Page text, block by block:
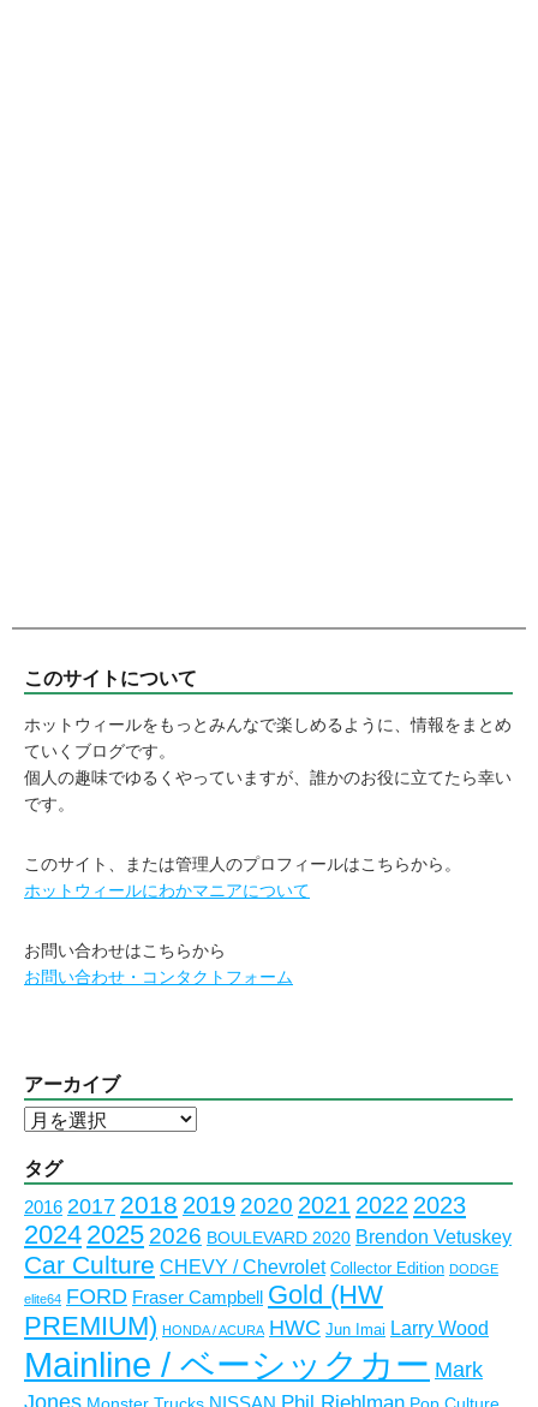
このサイトについて
ホットウィールをもっとみんなで楽しめるように、情報をまとめ
ていくブログです。
個人の趣味でゆるくやっていますが、誰かのお役に立てたら幸い
です。
このサイト、または管理人のプロフィールはこちらから。
ホットウィールにわかマニアについて
お問い合わせはこちらから
お問い合わせ・コンタクトフォーム
アーカイブ
ア
カ
ブ
タグ
2016 2017 2018 2019 2020 2021 2022 2023
2024 2025 2026 BOULEVARD 2020 Brendon Vetuskey
Car Culture CHEVY / Chevrolet Collector Edition DODGE
elite64 FORD Fraser Campbell
Gold (HW
PREMIUM) HONDA / ACURA HWC Jun Imai Larry Wood
Mainline / ベーシックカー Mark